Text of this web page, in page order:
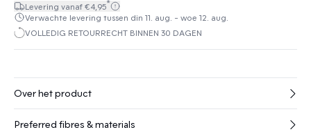
Levering vanaf €4,95*
Verwachte levering tussen din 11. aug. - woe 12. aug.
VOLLEDIG RETOURRECHT BINNEN 30 DAGEN
Over het product
Preferred fibres & materials